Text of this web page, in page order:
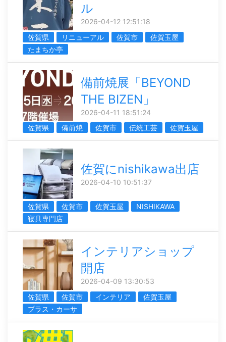
ル
2026-04-12 12:51:18
佐賀県
リニューアル 佐賀市
佐賀玉屋
たまちか亭
備前焼展「BEYOND
THE BIZEN」
2026-04-11 18:51:24
佐賀県
備前焼 佐賀市 伝統工芸 佐賀玉屋
佐賀にnishikawa出店
2026-04-10 10:51:37
佐賀県 佐賀市 佐賀玉屋
NISHIKAWA
寝具専門店
インテリアショップ
開店
2026-04-09 13:30:53
佐賀県
佐賀市 インテリア
佐賀玉屋
プラス・カーサ